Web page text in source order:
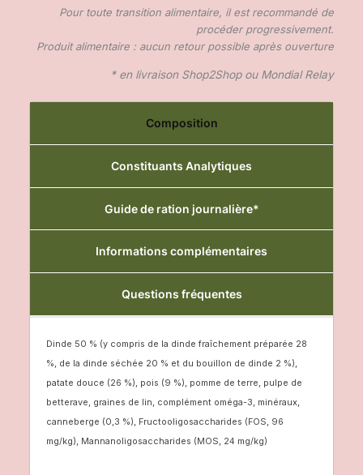
Pour toute transition alimentaire, il est recommandé de
procéder progressivement.
Produit alimentaire : aucun retour possible après ouverture
* en livraison Shop2Shop ou Mondial Relay
Composition
Constituants Analytiques
Guide de ration journalière*
Informations complémentaires
Questions fréquentes
Dinde 50 % (y compris de la dinde fraîchement préparée 28
%, de la dinde séchée 20 % et du bouillon de dinde 2 %),
patate douce (26 %), pois (9 %), pomme de terre, pulpe de
betterave, graines de lin, complément oméga-3, minéraux,
canneberge (0,3 %), Fructooligosaccharides (FOS, 96
mg/kg), Mannanoligosaccharides (MOS, 24 mg/kg)